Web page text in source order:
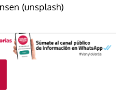
(unsplash)